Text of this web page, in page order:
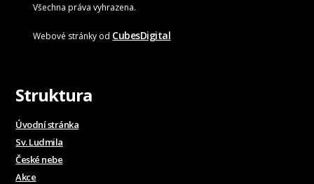
Všechna práva vyhrazena.
Webové stránky od CubesDigital
Struktura
Úvodní stránka
Sv. Ludmila
České nebe
Akce